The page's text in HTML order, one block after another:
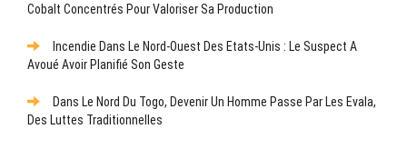
Cobalt Concentrés Pour Valoriser Sa Production
Incendie Dans Le Nord-Ouest Des Etats-Unis : Le Suspect A
Avoué Avoir Planifié Son Geste
Dans Le Nord Du Togo, Devenir Un Homme Passe Par Les Evala,
Des Luttes Traditionnelles